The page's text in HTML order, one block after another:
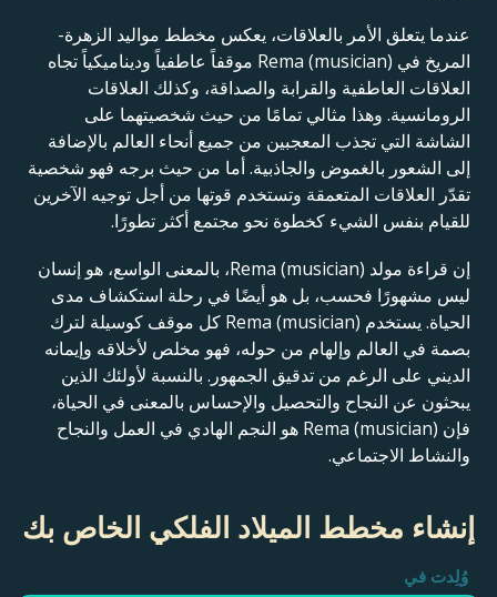
عندما يتعلق الأمر بالعلاقات، يعكس مخطط مواليد الزهرة-
المريخ في Rema (musician) موقفاً عاطفياً وديناميكياً تجاه
العلاقات العاطفية والقرابة والصداقة، وكذلك العلاقات
الرومانسية. وهذا مثالي تمامًا من حيث شخصيتهما على
الشاشة التي تجذب المعجبين من جميع أنحاء العالم بالإضافة
إلى الشعور بالغموض والجاذبية. أما من حيث برجه فهو شخصية
تقدّر العلاقات المتعمقة وتستخدم قوتها من أجل توجيه الآخرين
للقيام بنفس الشيء كخطوة نحو مجتمع أكثر تطورًا.
إن قراءة مولد Rema (musician)، بالمعنى الواسع، هو إنسان
ليس مشهورًا فحسب، بل هو أيضًا في رحلة استكشاف مدى
الحياة. يستخدم Rema (musician) كل موقف كوسيلة لترك
بصمة في العالم وإلهام من حوله، فهو مخلص لأخلاقه وإيمانه
الديني على الرغم من تدقيق الجمهور. بالنسبة لأولئك الذين
يبحثون عن النجاح والتحصيل والإحساس بالمعنى في الحياة،
فإن Rema (musician) هو النجم الهادي في العمل والنجاح
والنشاط الاجتماعي.
إنشاء مخطط الميلاد الفلكي الخاص بك
وُلِدت في